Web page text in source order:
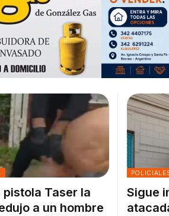
pistola Taser la
a un hombre
Sigue